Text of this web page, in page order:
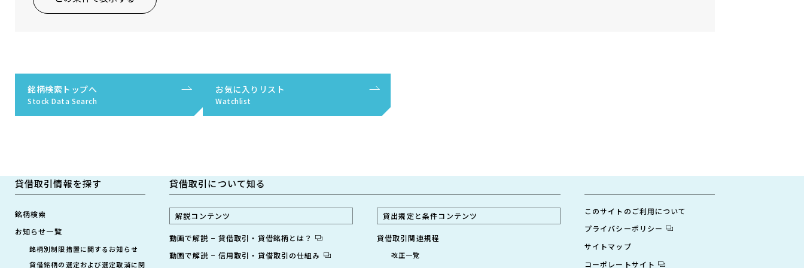
銘柄検索トップへ
Stock Data Search
お気に入りリスト
Watchlist
貸借取引情報を探す
銘柄検索
お知らせ一覧
銘柄別制限措置に関するお知らせ
貸借銘柄の選定および選定取消に関
貸借取引について知る
解説コンテンツ
動画で解説 − 貸借取引・貸借銘柄とは？
動画で解説 − 信用取引・貸借取引の仕組み
貸出規定と条件コンテンツ
貸借取引関連規程
改正一覧
このサイトのご利用について
プライバシーポリシー
サイトマップ
コーポレートサイト